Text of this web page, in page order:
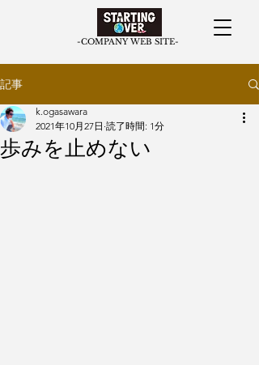
​-COMPANY WEB SITE-
記事
歩みを止めない
k.ogasawara
2021年10月27日 読了時間: 1分